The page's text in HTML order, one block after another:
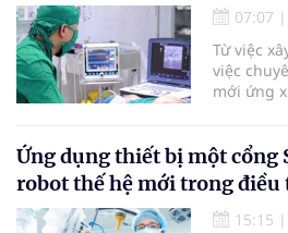
bằng
cắt bỏ
đây.
07:07 |
Từ việc
việc
mới ứng
đồng
thuốc với
Ứng dụng thiết bị một
robot thế hệ mới trong
15:15 |